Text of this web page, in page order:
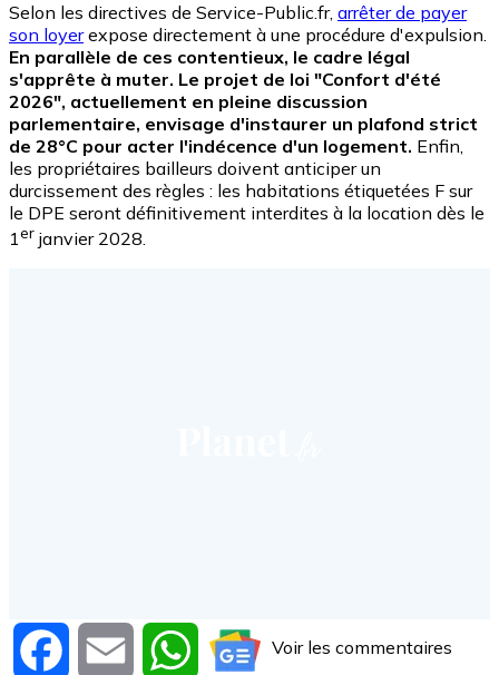
Selon les directives de Service-Public.fr, arrêter de payer
son loyerexpose directement à une procédure d'expulsion.
En parallèle de ces contentieux, le cadre légal
s'apprête à muter. Le projet de loi "Confort d'été
2026", actuellement en pleine discussion
parlementaire, envisage d'instaurer un plafond strict
de 28°C pour acter l'indécence d'un logement. Enfin,
les propriétaires bailleurs doivent anticiper un
durcissement des règles : les habitations étiquetées F sur
le DPE seront définitivement interdites à la location dès le
1er janvier 2028.
Facebook Email WhatsAppVoir les commentaires